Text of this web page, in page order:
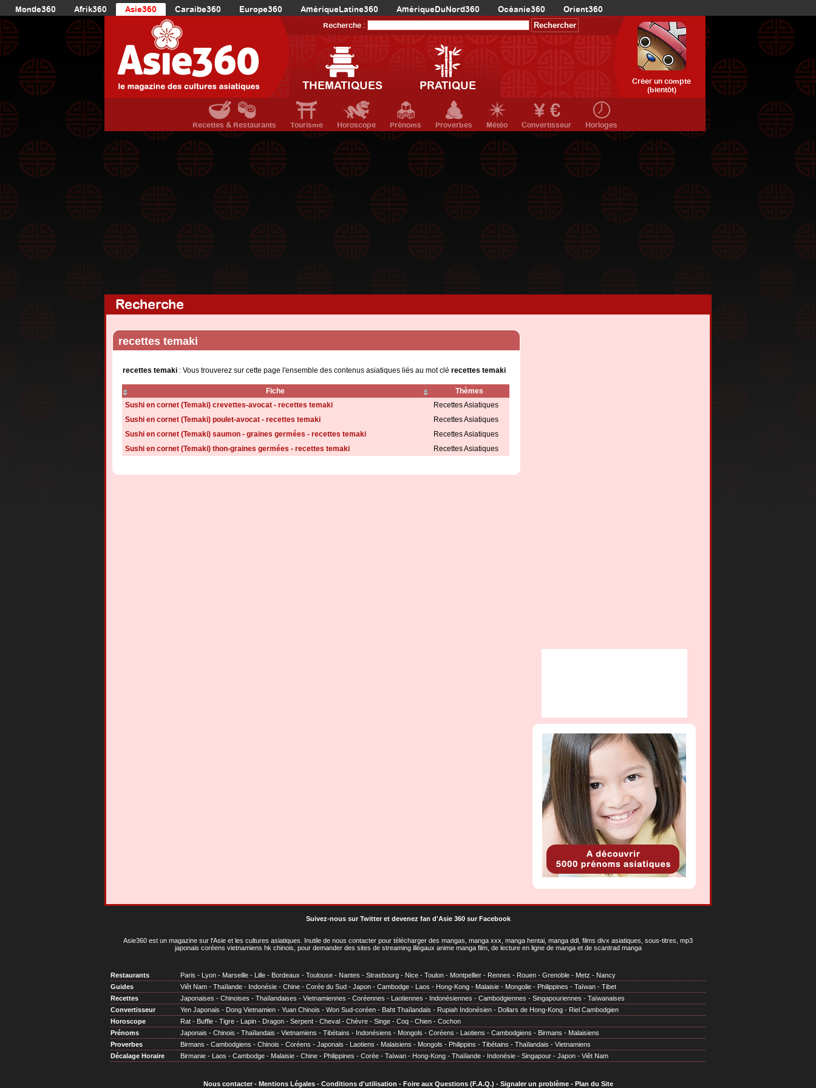
Monde360 Afrik360 Asie360 Caraibe360 Europe360 AmériqueLatine360 AmériqueDuNord360 Océanie360 Orient360
Recherche :
THEMATIQUES PRATIQUE
Créer un compte
(bientôt)
Recettes & Restaurants Tourisme Horoscope Prénoms Proverbes Météo Convertisseur Horloges
Recherche
recettes temaki
recettes temaki : Vous trouverez sur cette page l'ensemble des contenus asiatiques liés au mot clé recettes temaki
Fiche
Thèmes
Sushi en cornet (Temaki) crevettes-avocat - recettes temaki
Recettes Asiatiques
Sushi en cornet (Temaki) poulet-avocat - recettes temaki
Recettes Asiatiques
Sushi en cornet (Temaki) saumon - graines germées - recettes temaki
Recettes Asiatiques
Sushi en cornet (Temaki) thon-graines germées - recettes temaki
Recettes Asiatiques
Suivez-nous sur Twitteret devenez fan d'Asie 360 sur Facebook
Asie360 est un magazine sur l'Asie et les cultures asiatiques . Inutile de nous contacter pour télécharger des mangas, manga xxx, manga hentai, manga ddl, films divx asiatiques, sous-titres, mp3
japonais coréens vietnamiens hk chinois, pour demander des sites de streaming illégaux anime manga film, de lecture en ligne de manga et de scantrad manga
Restaurants Paris - Lyon - Marseille - Lille - Bordeaux - Toulouse - Nantes - Strasbourg - Nice - Toulon - Montpellier - Rennes - Rouen - Grenoble - Metz - Nancy
Guides
Viêt Nam - Thaïlande - Indonésie - Chine - Corée du Sud - Japon - Cambodge - Laos - Hong-Kong - Malaisie - Mongolie - Philippines - Taïwan - Tibet
Recettes
Japonaises - Chinoises - Thaïlandaises - Vietnamiennes - Coréennes - Laotiennes - Indonésiennes - Cambodgiennes - Singapouriennes - Taïwanaises
Convertisseur
Yen Japonais - Dong Vietnamien - Yuan Chinois - Won Sud-coréen - Baht Thaïlandais - Rupiah Indonésien - Dollars de Hong-Kong - Riel Cambodgien
Horoscope
Rat - Buffle - Tigre - Lapin - Dragon - Serpent - Cheval - Chèvre - Singe - Coq - Chien - Cochon
Prénoms
Japonais - Chinois - Thaïlandais - Vietnamiens - Tibétains - Indonésiens - Mongols - Coréens - Laotiens - Cambodgiens - Birmans - Malaisiens
Proverbes
Birmans - Cambodgiens - Chinois - Coréens - Japonais - Laotiens - Malaisiens - Mongols - Philippins - Tibétains - Thaïlandais - Vietnamiens
Décalage Horaire
Birmanie - Laos - Cambodge - Malaisie - Chine - Philippines - Corée - Taïwan - Hong-Kong - Thaïlande - Indonésie - Singapour - Japon - Viêt Nam
Nous contacter- Mentions Légales- Conditions d'utilisation - Foire aux Questions (F.A.Q.) - Signaler un problème- Plan du Site